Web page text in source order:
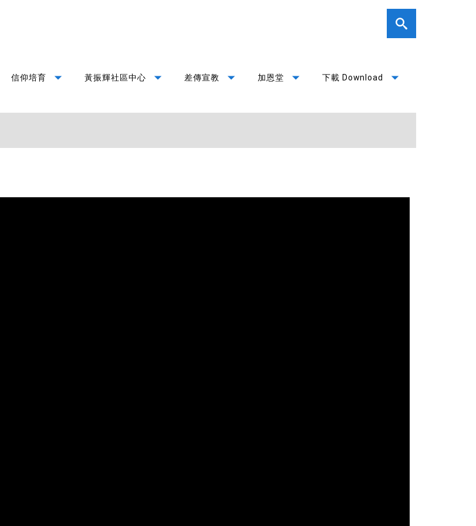
信仰培育 arrow_drop_down 黃振輝社區中心 arrow_drop_down 差傳宣教 arrow_drop_down 加恩堂 arrow_drop_down 下載 Download arrow_drop_down